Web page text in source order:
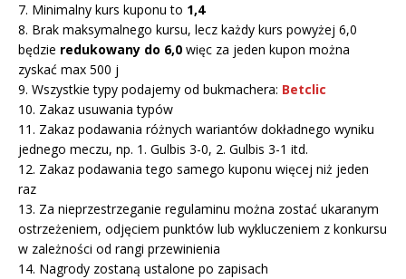
7. Minimalny kurs kuponu to 1,4
8. Brak maksymalnego kursu, lecz każdy kurs powyżej 6,0
będzie redukowany do 6,0 więc za jeden kupon można
zyskać max 500 j
9. Wszystkie typy podajemy od bukmachera: Betclic
10. Zakaz usuwania typów
11. Zakaz podawania różnych wariantów dokładnego wyniku
jednego meczu, np. 1. Gulbis 3-0, 2. Gulbis 3-1 itd.
12. Zakaz podawania tego samego kuponu więcej niż jeden
raz
13. Za nieprzestrzeganie regulaminu można zostać ukaranym
ostrzeżeniem, odjęciem punktów lub wykluczeniem z konkursu
w zależności od rangi przewinienia
14. Nagrody zostaną ustalone po zapisach